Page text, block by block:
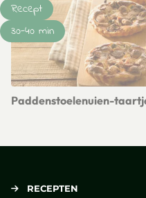
Paddenstoelenuien-
Recept
30-40 min
RECEPTEN